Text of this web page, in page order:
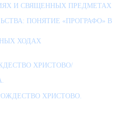
И СВЯЩЕННЫХ ПРЕДМЕТАХ
ПОНЯТИЕ «ПРОГРАФО» В
ХОДАХ
ХРИСТОВО/
РОЖДЕСТВО ХРИСТОВО.